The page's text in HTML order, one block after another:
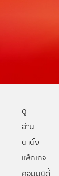
ดู
อ่าน
ตาตั้ง
แพ็กเกจ
คอมมูนิตี้